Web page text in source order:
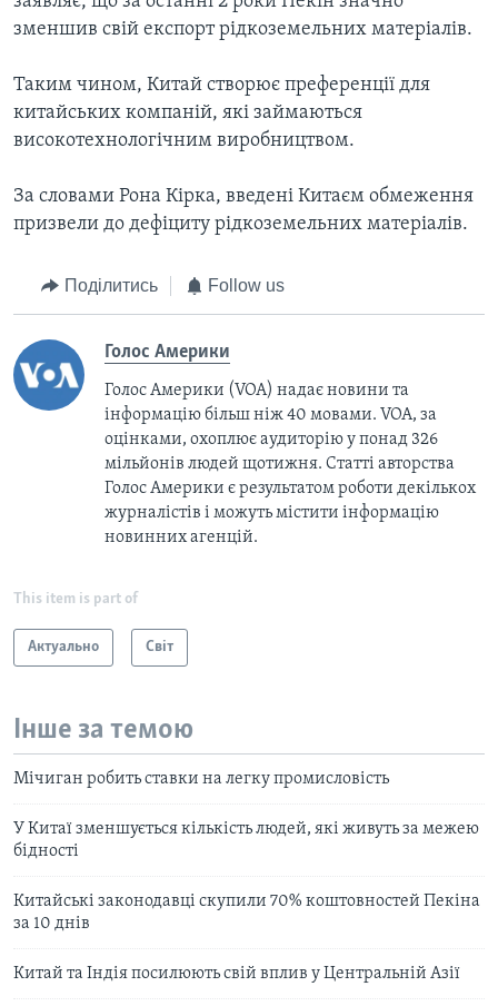
зменшив свій експорт рідкоземельних матеріалів.
Таким чином, Китай створює преференції для
китайських компаній, які займаються
високотехнологічним виробництвом.
За словами Рона Кірка, введені Китаєм обмеження
призвели до дефіциту рідкоземельних матеріалів.
Поділитись Follow us
Голос Америки
Голос Америки (VOA) надає новини та
інформацію більш ніж 40 мовами. VOA, за
оцінками, охоплює аудиторію у понад 326
мільйонів людей щотижня. Статті авторства
Голос Америки є результатом роботи декількох
журналістів і можуть містити інформацію
новинних агенцій.
This item is part of
Актуально Світ
Інше за темою
Мічиган робить ставки на легку промисловість
У Китаї зменшується кількість людей, які живуть за межею
бідності
Китайські законодавці скупили 70% коштовностей Пекіна
за 10 днів
Китай та Індія посилюють свій вплив у Центральній Азії